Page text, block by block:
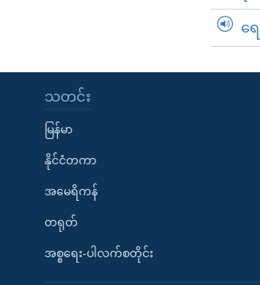
ရ
သတင်း
မြန်မာ
နိုင်ငံတကာ
အမေရိကန်
တရုတ်
အစ္စရေး-ပါလက်စတိုင်း